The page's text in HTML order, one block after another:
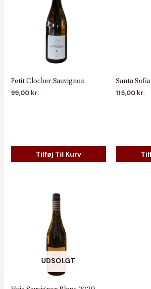
Petit Clocher Sauvignon
99,00 kr.
Tilføj Til Kurv
Santa
115,00 kr.
UDSOLGT